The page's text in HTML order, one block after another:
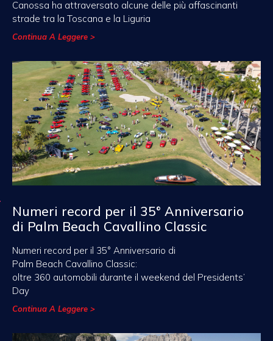
Canossa ha attraversato alcune delle più affascinanti
strade tra la Toscana e la Liguria
Continua A Leggere >
Numeri record per il 35° Anniversario
di Palm Beach Cavallino Classic
Numeri record per il 35° Anniversario di
Palm Beach Cavallino Classic:
oltre 360 automobili durante il weekend del Presidents’
Day
Continua A Leggere >